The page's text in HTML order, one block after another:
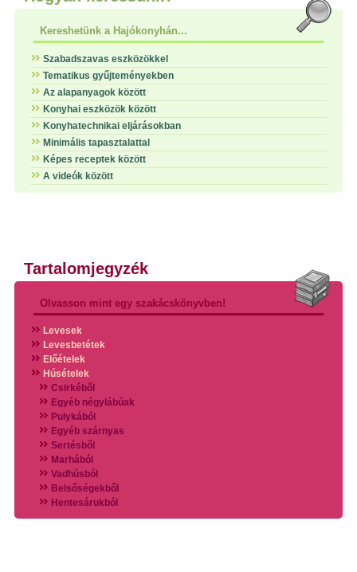
Kereshetünk a Hajókonyhán...
Szabadszavas eszközökkel
Tematikus gyűjteményekben
Az alapanyagok között
Konyhai eszközök között
Konyhatechnikai eljárásokban
Minimális tapasztalattal
Képes receptek között
A videók között
Tartalomjegyzék
Olvasson mint egy szakácskönyvben!
Levesek
Levesbetétek
Előételek
Húsételek
Csirkéből
Egyéb négylábúak
Pulykából
Egyéb szárnyas
Sertésből
Marhából
Vadhúsból
Belsőségekből
Hentesárukból
Vadszárnyasokból